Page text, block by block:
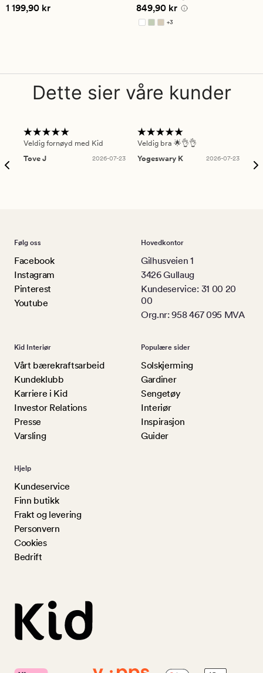
vurdering
Pris 1 199,90 kr
1 199,90 kr
vurdering
på
4.5
Pris 849,90 kr
849,90 kr
+3
Tilgjengelig i flere farger
Dette sier våre kunder
Veldig fornøyd med Kid
Tove J
2026-07-23
Veldig bra 🌟👌👌
Yogeswary K
2026-07-23
Følg oss
Facebook
Instagram
Pinterest
Youtube
Hovedkontor
Gilhusveien 1
3426 Gullaug
Kundeservice: 31 00 20
00
Org.nr: 958 467 095 MVA
Kid Interiør
Vårt bærekraftsarbeid
Kundeklubb
Karriere i Kid
Investor Relations
Presse
Varsling
Populære sider
Solskjerming
Gardiner
Sengetøy
Interiør
Inspirasjon
Guider
Hjelp
Kundeservice
Finn butikk
Frakt og levering
Personvern
Cookies
Bedrift